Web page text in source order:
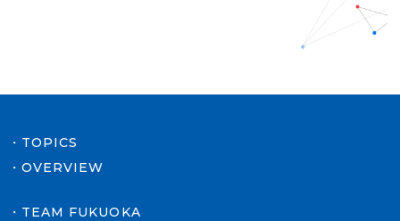
TOPICS
OVERVIEW
TEAM FUKUOKA